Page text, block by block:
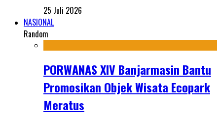
25 Juli 2026
NASIONAL
Random
PORWANAS XIV Banjarmasin Bantu
Promosikan Objek Wisata Ecopark
Meratus